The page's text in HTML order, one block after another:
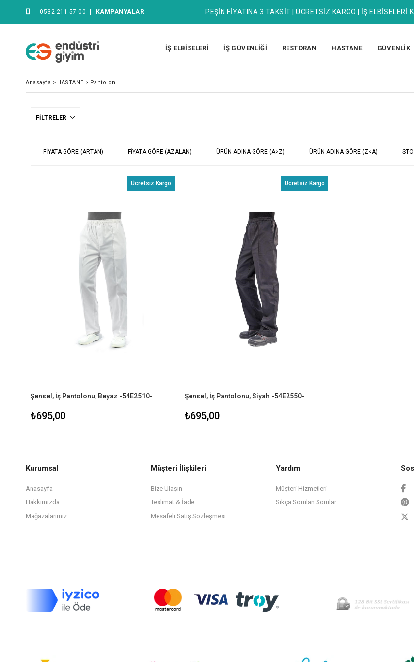
0532 211 57 00 KAMPANYALAR PEŞİN FİYATINA 3 TAKSİT | ÜCRETSİZ KARGO | İŞ ELBİSELERİ
İŞ ELBİSELERİ İŞ GÜVENLİĞİ RESTORAN HASTANE GÜVENLİK
Anasayfa > HASTANE > Pantolon
FILTRELER
FIYATA GÖRE (ARTAN) FIYATA GÖRE (AZALAN) ÜRÜN ADINA GÖRE (A>Z) ÜRÜN ADINA GÖRE (Z<A)
Şensel, İş Pantolonu, Beyaz -54E2510-
₺695,00
Ücretsiz Kargo
Şensel, İş Pantolonu, Siyah -54E2550-
₺695,00
Ücretsiz Kargo
Kurumsal
Anasayfa
Hakkımızda
Mağazalarımız
Müşteri İlişkileri
Bize Ulaşın
Teslimat & İade
Mesafeli Satış Sözleşmesi
Yardım
Müşteri Hizmetleri
Sıkça Sorulan Sorular